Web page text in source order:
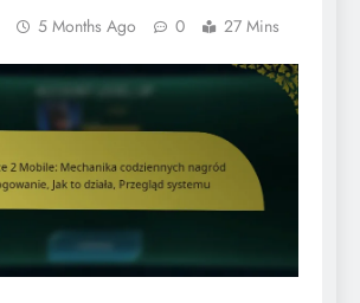
5 Months Ago 0 27 Mins